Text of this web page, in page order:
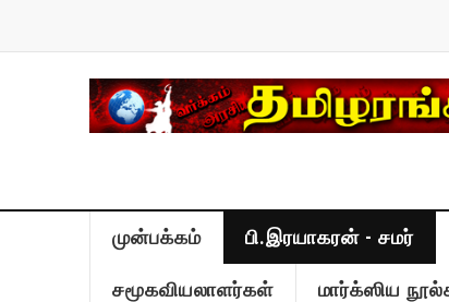
முன்பக்கம் பி.இரயாகரன் - சமர்
சமூகவியலாளர்கள் மார்க்ஸிய